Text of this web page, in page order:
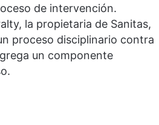
de intervención.
la propietaria de Sanitas,
proceso disciplinario contra
un componente